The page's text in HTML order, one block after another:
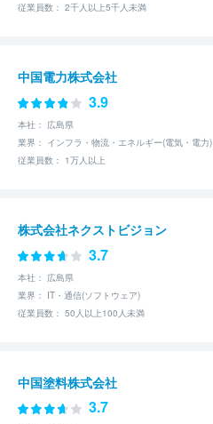
従業員数： 2千人以上5千人未満
中国電力株式会社
3.9
本社： 広島県
業界： インフラ・物流・エネルギー(電気・電力)
従業員数： 1万人以上
株式会社ネクストビジョン
3.7
本社： 広島県
業界： IT・通信(ソフトウェア)
従業員数： 50人以上100人未満
中国塗料株式会社
3.7